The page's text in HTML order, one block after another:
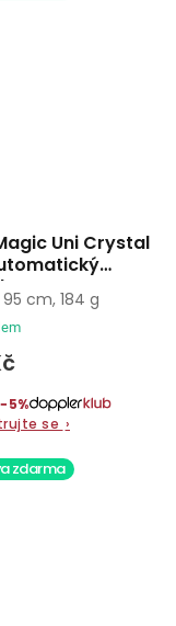
Uni Crystal
−5%
se ›
cm, 184 g
zdarma